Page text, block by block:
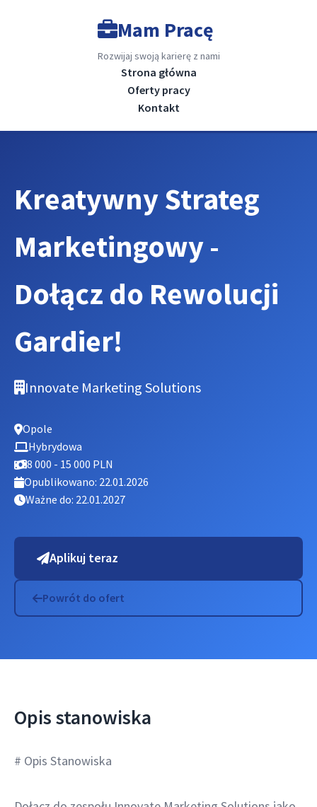
Mam Pracę
Rozwijaj swoją karierę z nami
Strona główna
Oferty pracy
Kontakt
Kreatywny Strateg
Marketingowy -
Dołącz do Rewolucji
Gardier!
Innovate Marketing Solutions
Opole
Hybrydowa
8 000 - 15 000 PLN
Opublikowano: 22.01.2026
Ważne do: 22.01.2027
Aplikuj teraz
Powrót do ofert
Opis stanowiska
# Opis Stanowiska